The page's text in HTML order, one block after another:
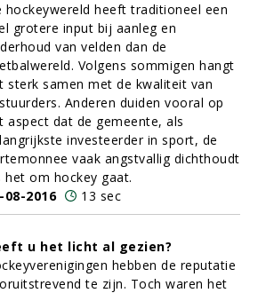
hockeywereld heeft traditioneel een
grotere input bij aanleg en
van velden dan de
Volgens sommigen hangt
sterk samen met de kwaliteit van
Anderen duiden vooral op
aspect dat de gemeente, als
investeerder in sport, de
vaak angstvallig dichthoudt
het om hockey gaat.
08-2016
13 sec
u het licht al gezien?
hebben de reputatie
te zijn. Toch waren het